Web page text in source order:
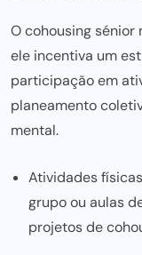
O cohousing sénior
ele incentiva um
participação em
planeamento
mental.
Atividades
grupo ou aulas
projetos de